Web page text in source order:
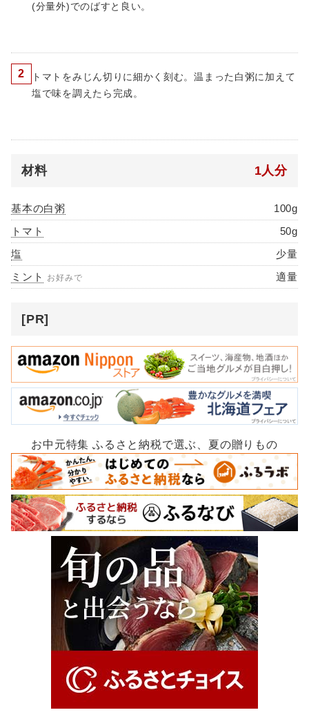
(分量外)でのばすと良い。
2
トマトをみじん切りに細かく刻む。温まった白粥に加えて
塩で味を調えたら完成。
材料 1人分
基本の白粥
100g
トマト
50g
塩
少量
ミント
お好みで 適量
[PR]
お中元特集 ふるさと納税で選ぶ、夏の贈りもの